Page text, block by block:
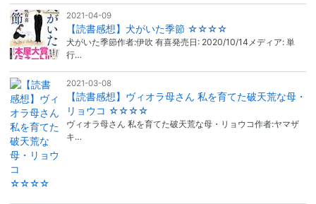
2021-04-09
【読書感想】犬がいた季節 ☆☆☆☆
犬がいた季節作者:伊吹 有喜発売日: 2020/10/14メディア: 単
行…
2021-03-08
【読書感想】ヴィオラ母さん 私を育てた破天荒な母・
リョウコ ☆☆☆☆
ヴィオラ母さん 私を育てた破天荒な母・リョウコ作者:ヤマザ
キ…